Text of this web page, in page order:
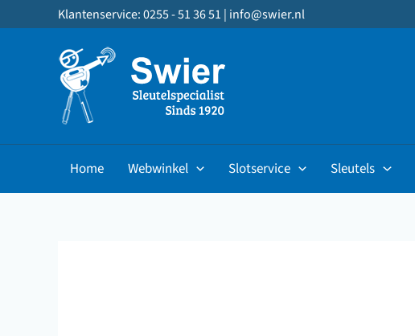
naar
Klantenservice: 0255 - 51 36 51 | info@swier.nl
Home Webwinkel Slotservice Sleutels